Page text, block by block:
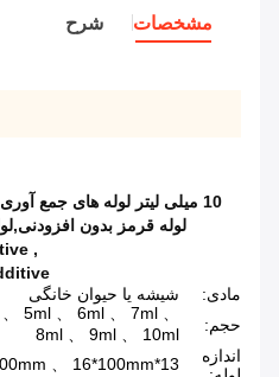
مشخصات شرح
لوله قرمز بدون
,
مادی:
شیشه یا حیوان خانگی
حجم:
5ml 、 6ml 、 7ml 、
8ml 、 9ml 、 10ml
اندازه
13*75mm 、 13*100mm 、 16*100mm